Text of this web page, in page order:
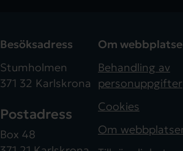
Besöksadress
Stumholmen
371 32 Karlskrona
Postadress
Box 48
Om
Behandling av
personuppgifter
Cookies
Om